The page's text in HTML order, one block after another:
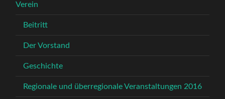
Verein
Beitritt
Der Vorstand
Geschichte
Regionale und überregionale Veranstaltungen 2016